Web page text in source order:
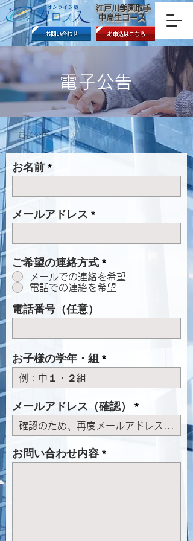
​江戸川学園取手
中高生コース
電子公告
​電子公告
お名前
メールアドレス
ご希望の連絡方式 *
メールでの連絡を希望
電話での連絡を希望
電話番号（任意）
お子様の学年・組
メールアドレス（確認）
お問い合わせ内容